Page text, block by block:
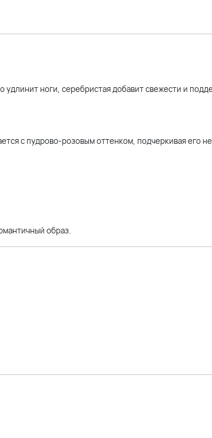
ноги, серебристая добавит свежести и
с пудрово-розовым оттенком, подчеркивая его
образ.